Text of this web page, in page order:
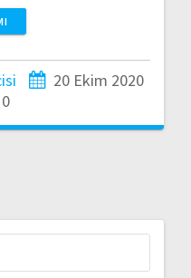
20 Ekim 2020
0